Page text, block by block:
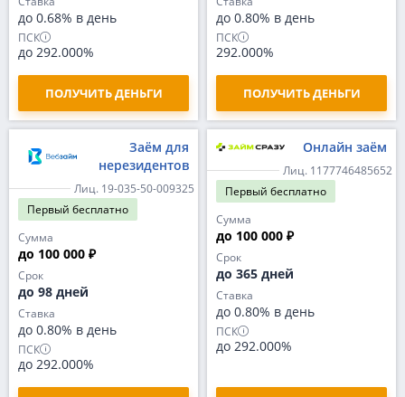
до 0.68% в день
ПСК
до 292.000%
ПОЛУЧИТЬ ДЕНЬГИ
до 0.80% в день
ПСК
292.000%
ПОЛУЧИТЬ ДЕНЬГИ
Заём для
нерезидентов
Лиц. 19-035-50-009325
Первый бесплатно
Сумма
до 100 000 ₽
Срок
до 98 дней
Ставка
до 0.80% в день
ПСК
до 292.000%
Онлайн заём
Лиц. 1177746485652
Первый бесплатно
Сумма
до 100 000 ₽
Срок
до 365 дней
Ставка
до 0.80% в день
ПСК
до 292.000%